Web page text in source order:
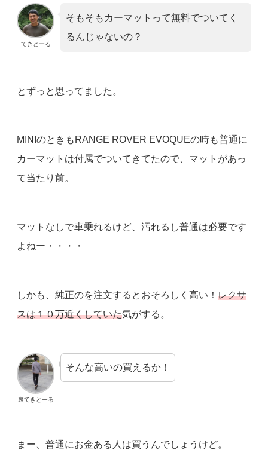
てきとーる
そもそもカーマットって無料でついてく
るんじゃないの？
とずっと思ってました。
MINIのときもRANGE ROVER EVOQUEの時も普通に
カーマットは付属でついてきてたので、マットがあっ
て当たり前。
マットなしで車乗れるけど、汚れるし普通は必要です
よねー・・・・
しかも、純正のを注文するとおそろしく高い！レクサ
スは１０万近くしていた気がする。
裏てきとーる
そんな高いの買えるか！
まー、普通にお金ある人は買うんでしょうけど。